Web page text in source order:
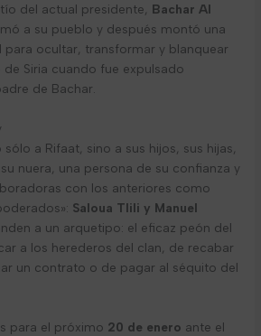
del actual presidente, Bachar Al
a su pueblo y después montó una
para ocultar, transformar y blanquear
Siria cuando fue expulsado
de Bachar.
a Rifaat, sino a sus hijos, sus hijas,
nuera, una persona de su confianza y
con los anteriores como
Saloua Tlili y Manuel
a un arquetipo: el eficaz peón del
a los herederos del clan, de recabar
un contrato o de pagar al séquito del
para el próximo 20 de enero ante el